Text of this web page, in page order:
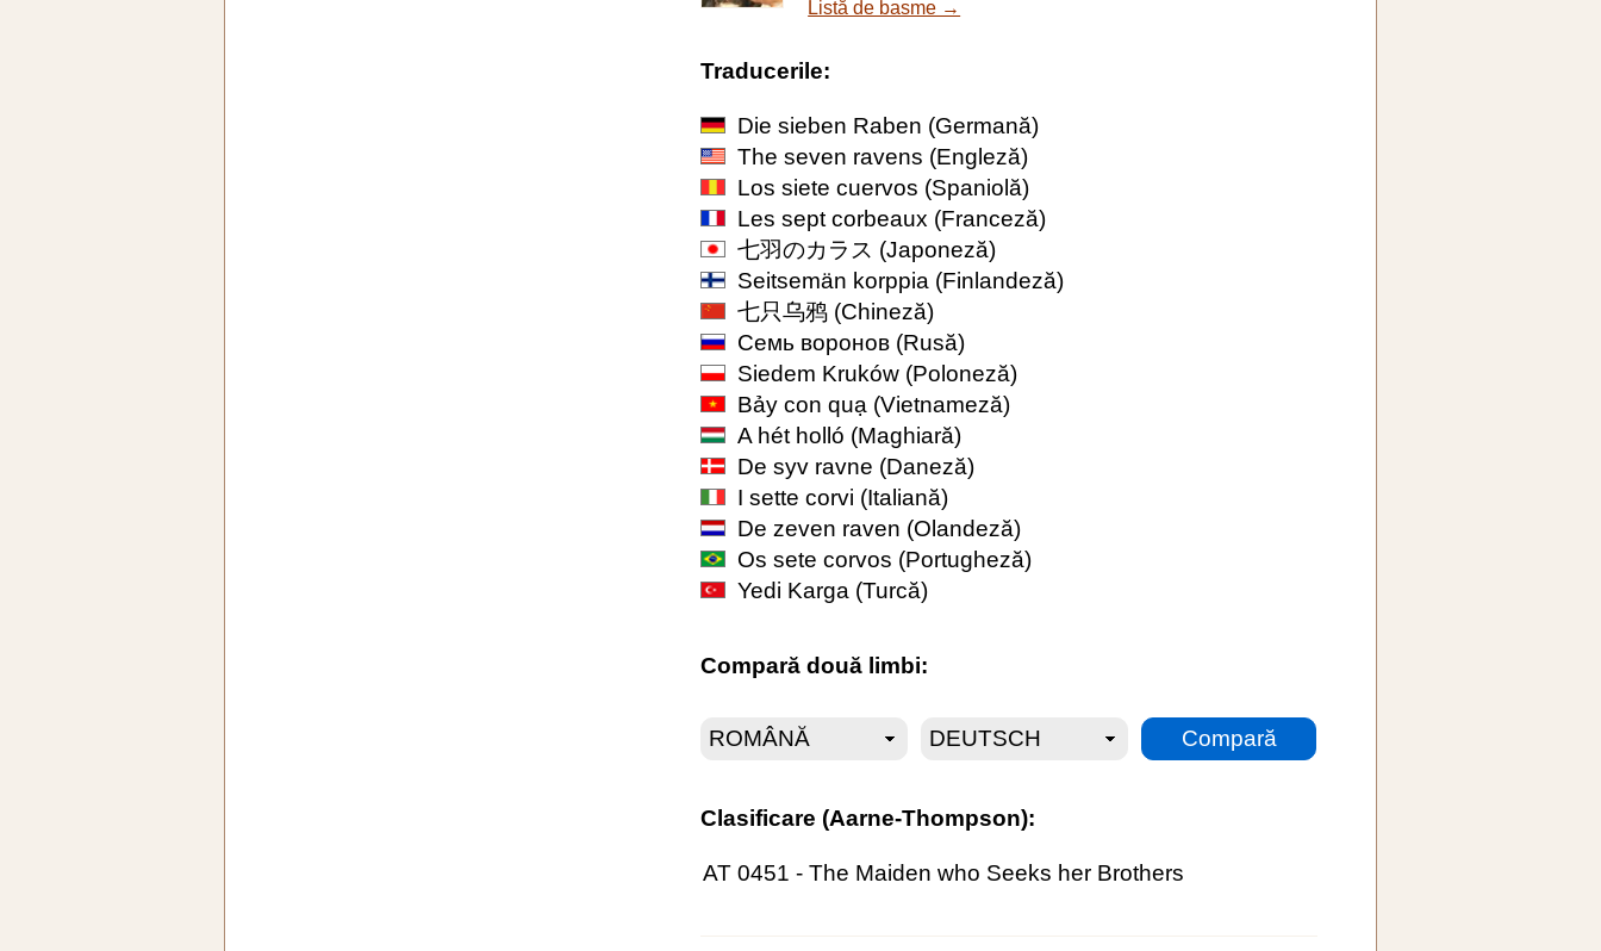
Listă de basme →
Traducerile:
Die sieben Raben (Germană)
The seven ravens (Engleză)
Los siete cuervos (Spaniolă)
Les sept corbeaux (Franceză)
七羽のカラス (Japoneză)
Seitsemän korppia (Finlandeză)
七只乌鸦 (Chineză)
Семь воронов (Rusă)
Siedem Kruków (Poloneză)
Bảy con quạ (Vietnameză)
A hét holló (Maghiară)
De syv ravne (Daneză)
I sette corvi (Italiană)
De zeven raven (Olandeză)
Os sete corvos (Portugheză)
Yedi Karga (Turcă)
Compară două limbi:
Clasificare (Aarne-Thompson):
AT 0451 - The Maiden who Seeks her Brothers